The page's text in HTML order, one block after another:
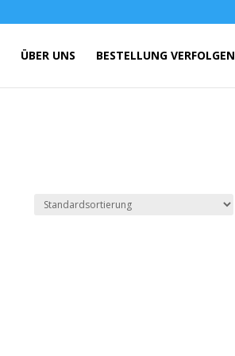
ÜBER UNS BESTELLUNG VERFOLGEN